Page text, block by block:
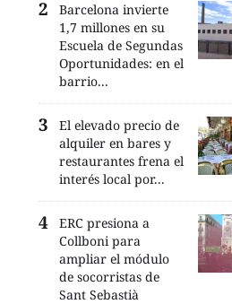
Barcelona invierte
1,7 millones en su
Escuela de Segundas
Oportunidades: en el
barrio...
El elevado precio de
alquiler en bares y
restaurantes frena el
interés local por...
ERC presiona a
Collboni para
ampliar el módulo
de socorristas de
Sant Sebastià